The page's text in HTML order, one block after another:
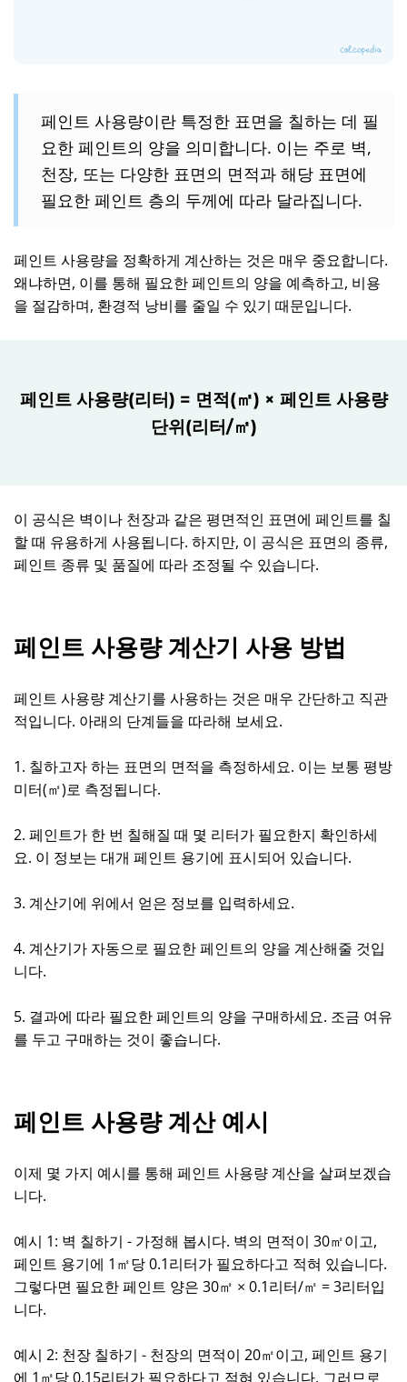
페인트 사용량이란 특정한 표면을 칠하는 데 필
요한 페인트의 양을 의미합니다. 이는 주로 벽,
천장, 또는 다양한 표면의 면적과 해당 표면에
필요한 페인트 층의 두께에 따라 달라집니다.
페인트 사용량을 정확하게 계산하는 것은 매우 중요합니다.
왜냐하면, 이를 통해 필요한 페인트의 양을 예측하고, 비용
을 절감하며, 환경적 낭비를 줄일 수 있기 때문입니다.
페인트 사용량(리터) = 면적(㎡) × 페인트 사용량
단위(리터/㎡)
이 공식은 벽이나 천장과 같은 평면적인 표면에 페인트를 칠
할 때 유용하게 사용됩니다. 하지만, 이 공식은 표면의 종류,
페인트 종류 및 품질에 따라 조정될 수 있습니다.
페인트 사용량 계산기 사용 방법
페인트 사용량 계산기를 사용하는 것은 매우 간단하고 직관
적입니다. 아래의 단계들을 따라해 보세요.
1. 칠하고자 하는 표면의 면적을 측정하세요. 이는 보통 평방
미터(㎡)로 측정됩니다.
2. 페인트가 한 번 칠해질 때 몇 리터가 필요한지 확인하세
요. 이 정보는 대개 페인트 용기에 표시되어 있습니다.
3. 계산기에 위에서 얻은 정보를 입력하세요.
4. 계산기가 자동으로 필요한 페인트의 양을 계산해줄 것입
니다.
5. 결과에 따라 필요한 페인트의 양을 구매하세요. 조금 여유
를 두고 구매하는 것이 좋습니다.
페인트 사용량 계산 예시
이제 몇 가지 예시를 통해 페인트 사용량 계산을 살펴보겠습
니다.
예시 1: 벽 칠하기 - 가정해 봅시다. 벽의 면적이 30㎡이고,
페인트 용기에 1㎡당 0.1리터가 필요하다고 적혀 있습니다.
그렇다면 필요한 페인트 양은 30㎡ × 0.1리터/㎡ = 3리터입
니다.
예시 2: 천장 칠하기 - 천장의 면적이 20㎡이고, 페인트 용기
에 1㎡당 0.15리터가 필요하다고 적혀 있습니다. 그러므로